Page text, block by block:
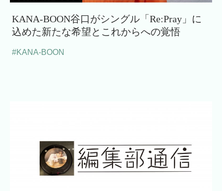
KANA-BOON谷口がシングル「Re:Pray」に
込めた新たな希望とこれからへの覚悟
#KANA-BOON